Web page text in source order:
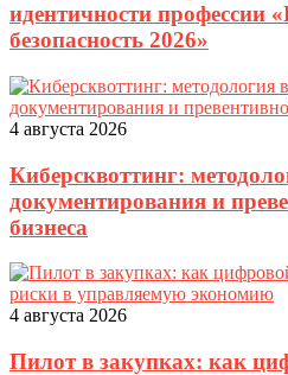
идентичности профессии
безопасность 2026»
4 августа 2026
Киберсквоттинг:
документирования и
бизнеса
4 августа 2026
Пилот в закупках: как